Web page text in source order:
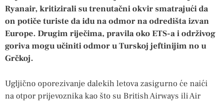
Ryanair, kritizirali su trenutačni okvir smatrajući da
on potiče turiste da idu na odmor na odredišta izvan
Europe. Drugim riječima, pravila oko ETS-a i održivog
goriva mogu učiniti odmor u Turskoj jeftinijim no u
Grčkoj.
Ugljično oporezivanje dalekih letova zasigurno će naići
na otpor prijevoznika kao što su British Airways ili Air